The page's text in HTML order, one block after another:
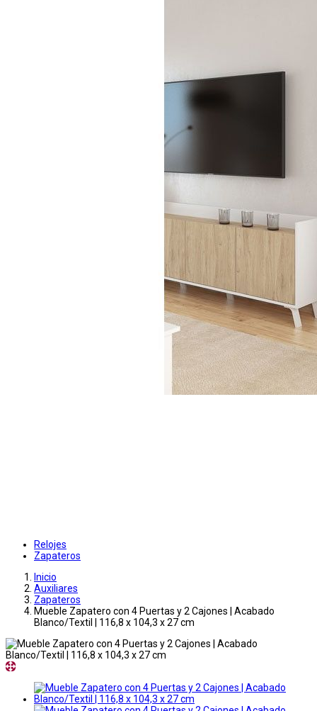
Relojes
Zapateros
Inicio
Auxiliares
Zapateros
Mueble Zapatero con 4 Puertas y 2 Cajones | Acabado
Blanco/Textil | 116,8 x 104,3 x 27 cm